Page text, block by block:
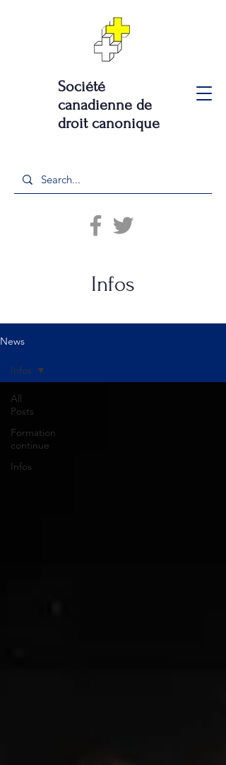
Société
canadienne de
droit canonique
Infos
News
All
Posts
Formation
continue
Infos
Infos